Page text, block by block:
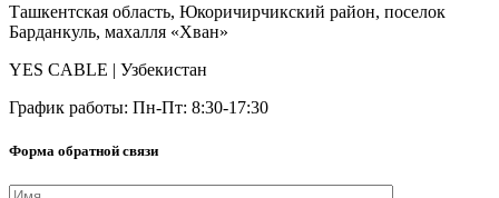
Ташкентская область, Юкоричирчикский район, поселок
Барданкуль, махалля «Хван»
YES CABLE | Узбекистан
График работы: Пн-Пт: 8:30-17:30
Форма обратной связи